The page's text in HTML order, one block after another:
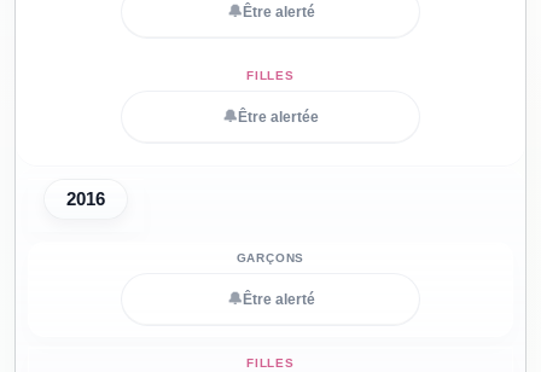
🔔 Être alerté
🔔 Être alertée
2016
🔔 Être alerté